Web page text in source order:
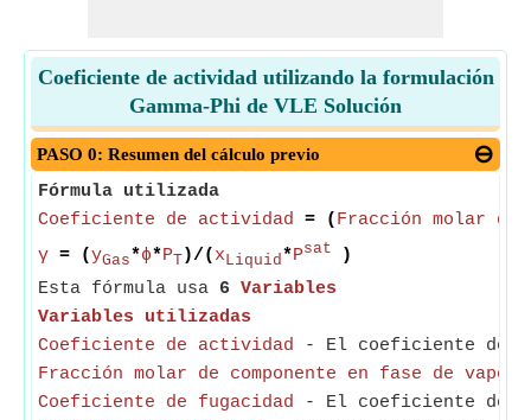
Coeficiente de actividad utilizando la formulación
Gamma-Phi de VLE Solución
PASO 0: Resumen del cálculo previo
Fórmula utilizada
Coeficiente de actividad = ( Fracción molar de
γ = (yGas*ϕ*P T )/( xLiquid*Psat
)
Esta fórmula usa 6 Variables
Variables utilizadas
Coeficiente de actividad - El coeficiente de
Fracción molar de componente en fase de vapor
Coeficiente de fugacidad - El coeficiente de